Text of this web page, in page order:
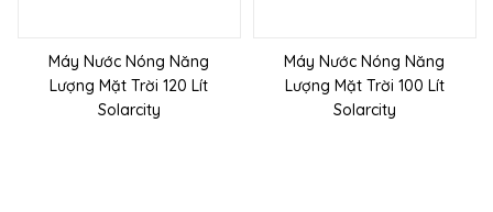
Máy Nước Nóng Năng
Lượng Mặt Trời 120 Lít
Solarcity
Máy Nước Nóng Năng
Lượng Mặt Trời 100 Lít
Solarcity